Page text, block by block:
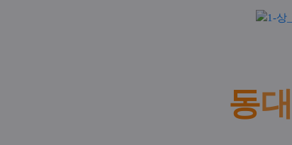
동대